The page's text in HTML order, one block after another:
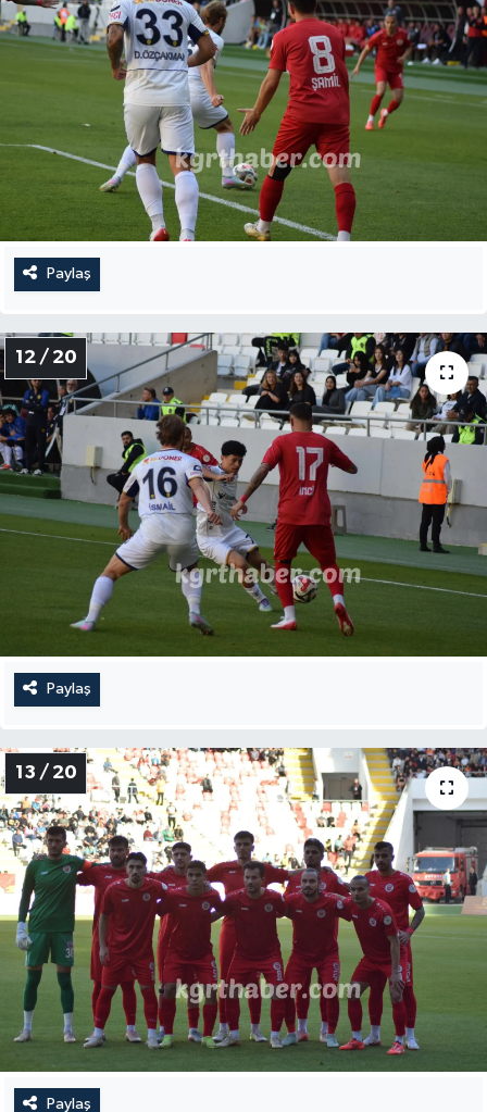
Paylaş
12 / 20
Paylaş
13 / 20
Paylaş